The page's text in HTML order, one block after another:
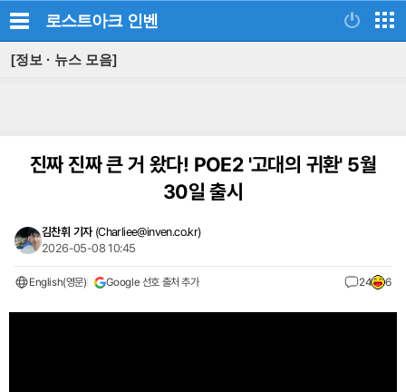
로스트아크 인벤
[정보 · 뉴스 모음]
진짜 진짜 큰 거 왔다! POE2 '고대의 귀환' 5월
30일 출시
김찬휘 기자 (Charliee@inven.co.kr)
2026-05-08 10:45
English(영문) Google 선호 출처 추가 24 6